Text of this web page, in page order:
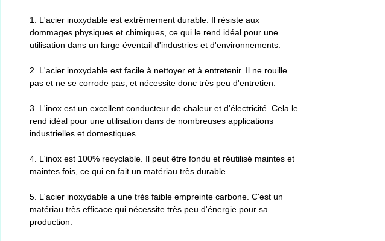
1. L'acier inoxydable est extrêmement durable. Il résiste aux
dommages physiques et chimiques, ce qui le rend idéal pour une
utilisation dans un large éventail d'industries et d'environnements.
2. L'acier inoxydable est facile à nettoyer et à entretenir. Il ne rouille
pas et ne se corrode pas, et nécessite donc très peu d'entretien.
3. L'inox est un excellent conducteur de chaleur et d'électricité. Cela le
rend idéal pour une utilisation dans de nombreuses applications
industrielles et domestiques.
4. L'inox est 100% recyclable. Il peut être fondu et réutilisé maintes et
maintes fois, ce qui en fait un matériau très durable.
5. L'acier inoxydable a une très faible empreinte carbone. C'est un
matériau très efficace qui nécessite très peu d'énergie pour sa
production.